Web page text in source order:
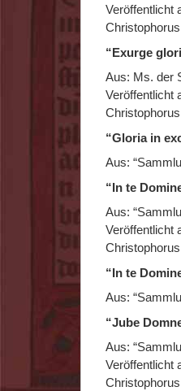
Veröffentlicht
“Exurge
Aus: Ms. der
Veröffentlicht
“Gloria in
Aus:
“In te
Aus:
Veröffentlicht
“In te
Aus:
“Jube
Aus:
Veröffentlicht